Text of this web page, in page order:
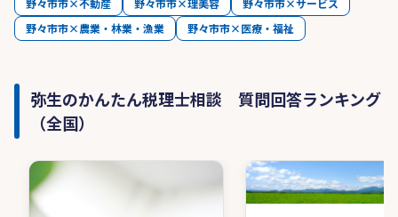
野々市市×不動産 野々市市×理美容
野々市市×サービス
野々市市×農業・林業・漁業
野々市市×医療・福祉
弥生のかんたん税理士相談 質問回答ランキング
（全国）